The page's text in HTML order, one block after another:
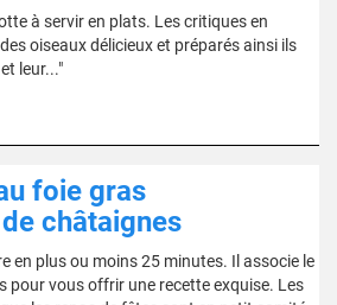
à servir en plats. Les critiques en
oiseaux délicieux et préparés ainsi ils
leur..."
foie gras
châtaignes
en plus ou moins 25 minutes. Il associe le
pour vous offrir une recette exquise. Les